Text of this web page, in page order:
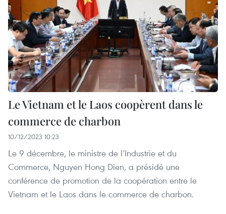
Le Vietnam et le Laos coopèrent dans le
commerce de charbon
10/12/2023 10:23
Le 9 décembre, le ministre de l’Industrie et du
Commerce, Nguyen Hong Dien, a présidé une
conférence de promotion de la coopération entre le
Vietnam et le Laos dans le commerce de charbon.